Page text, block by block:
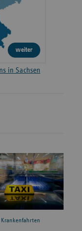
weiter
in Sachsen
Krankenfahrten